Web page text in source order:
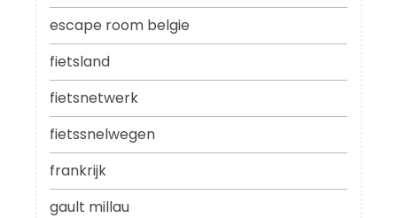
escape room belgie
fietsland
fietsnetwerk
fietssnelwegen
frankrijk
gault millau